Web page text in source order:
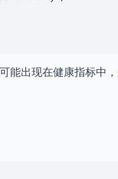
能出现在健康指标中